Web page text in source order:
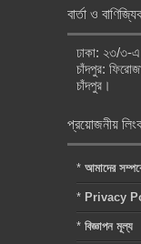
বার্তা ও
ঢাকা: ২৩/৩-
চাঁদপুর:
চাঁদপুর।
প্রয়োজনীয়
* আমাদের
* Privacy
* বিজ্ঞাপন মূল্য